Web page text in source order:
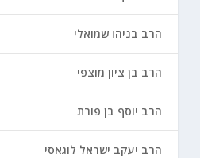
הרב בניהו שמואלי
הרב בן ציון מוצפי
הרב יוסף בן פורת
הרב יעקב ישראל לוגאסי